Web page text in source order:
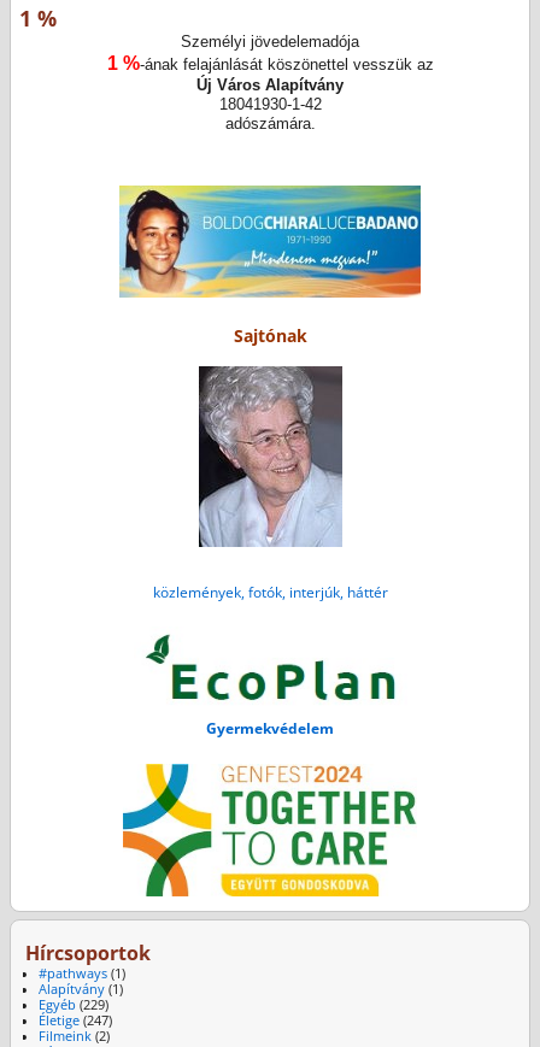
1 %
Személyi jövedelemadója
1 %-ának felajánlását köszönettel vesszük az
Új Város Alapítvány
18041930-1-42
adószámára.
Sajtónak
közlemények, fotók, interjúk, háttér
Gyermekvédelem
Hírcsoportok
#pathways(1)
Alapítvány(1)
Egyéb (229)
Életige(247)
Filmeink(2)